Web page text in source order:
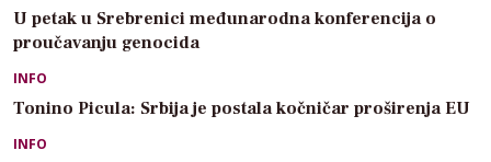
U petak u Srebrenici međunarodna konferencija o
proučavanju genocida
INFO
Tonino Picula: Srbija je postala kočničar proširenja EU
INFO